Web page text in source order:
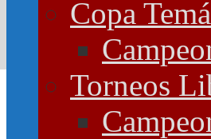
Copa
Torneos